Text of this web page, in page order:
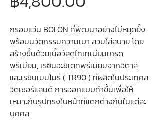
ขาย
ลด
กรอบแว่น BOLON ที่พัฒนาอย่างไม่หยุดยั้ง
พร้อมนวัตกรรมความเบา สวมใส่สบาย โดย
สร้างขึ้นด้วยเนื้อวัสดุไทเทเนียมเกรด
พรีเมียม, เรซินอะซิเตทพรีเมียมจากอิตาลี
และเรซินเมมโมรี่ ( TR90 ) ที่ผลิตในประเทศส
วิตเซอร์แลนด์ การออกแบบทำขึ้นเพื่อให้
เหมาะกับรูปทรงใบหน้าที่แตกต่างกันในแต่ละ
บุคคล